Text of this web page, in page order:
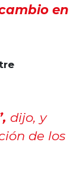
en
dijo, y
de los